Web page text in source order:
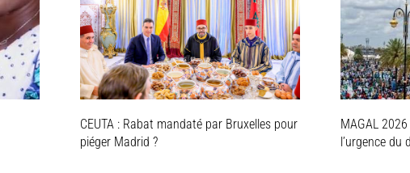
CEUTA : Rabat mandaté par Bruxelles pour
piéger Madrid ?
MAGAL
l’urgence du